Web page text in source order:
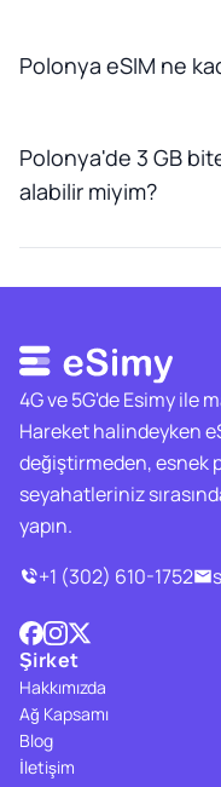
Polonya eSIM ne
Polonya'de 3 GB
alabilir miyim?
4G ve 5G'de Esimy ile
Hareket halindeyken
değiştirmeden, esnek
seyahatleriniz
yapın.
+1 (302) 610-1752
Şirket
Hakkımızda
Ağ Kapsamı
Blog
İletişim